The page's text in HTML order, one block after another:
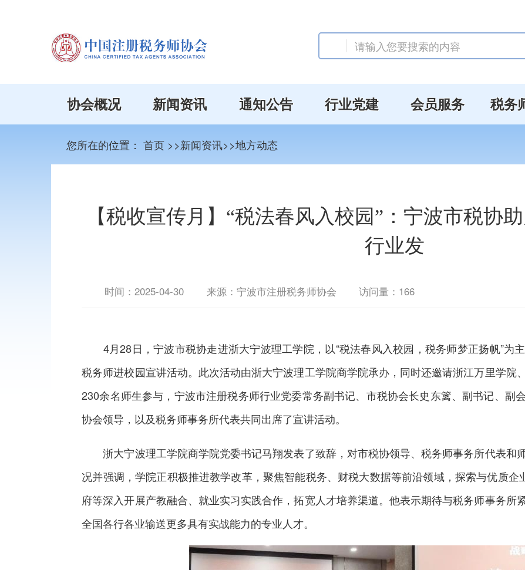
协会概况 新闻资讯 通知公告 行业党建 会员服务 税务
您所在的位置： 首页 >>新闻资讯>>地方动态
【税收宣传月】“税法春风入校园”：宁波市税协
行业发
时间： 2025-04-30 来源：宁波市注册税务师协会 访问量： 166
4月28日，宁波市税协走进浙大宁波理工学院，以“税法春风入校园，税务师梦正扬帆”为
税务师进校园宣讲活动。此次活动由浙大宁波理工学院商学院承办，同时还邀请浙江万里学院
230余名师生参与，宁波市注册税务师行业党委常务副书记、市税协会长史东篱、副书记、副
协会领导，以及税务师事务所代表共同出席了宣讲活动。
浙大宁波理工学院商学院党委书记马翔发表了致辞，对市税协领导、税务师事务所代表和
况并强调，学院正积极推进教学改革，聚焦智能税务、财税大数据等前沿领域，探索与优质
府等深入开展产教融合、就业实习实践合作，拓宽人才培养渠道。他表示期待与税务师事务所
全国各行各业输送更多具有实战能力的专业人才。